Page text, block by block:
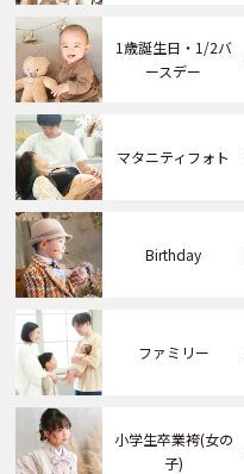
1歳誕生日・1/2バ
ースデー
マタニティフォト
Birthday
ファミリー
小学生卒業袴(女の
子)